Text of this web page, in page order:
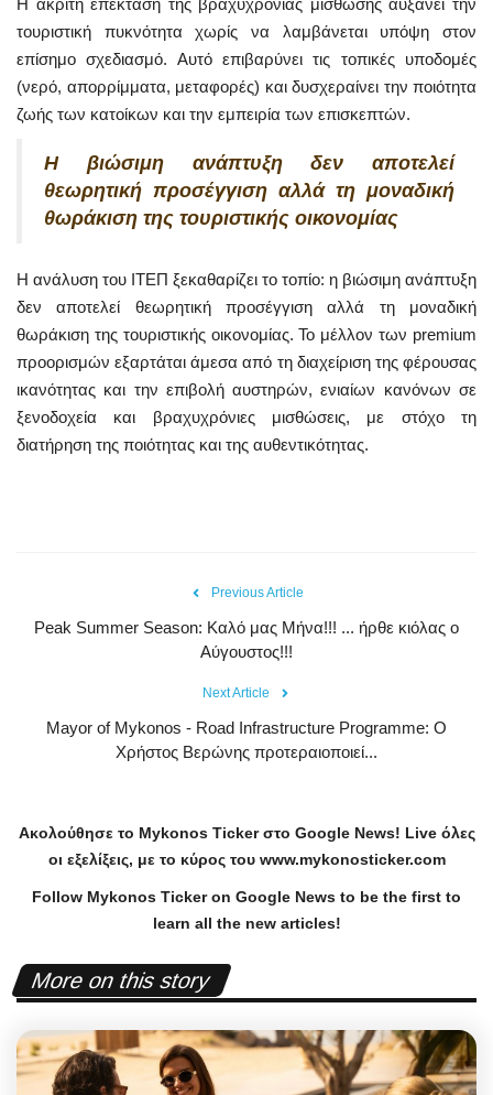
τουριστική πυκνότητα χωρίς να λαμβάνεται υπόψη στον
επίσημο σχεδιασμό. Αυτό επιβαρύνει τις τοπικές υποδομές
(νερό, απορρίμματα, μεταφορές) και δυσχεραίνει την ποιότητα
ζωής των κατοίκων και την εμπειρία των επισκεπτών.
Η βιώσιμη ανάπτυξη δεν αποτελεί
θεωρητική προσέγγιση αλλά τη μοναδική
θωράκιση της τουριστικής οικονομίας
Η ανάλυση του ΙΤΕΠ ξεκαθαρίζει το τοπίο: η βιώσιμη ανάπτυξη
δεν αποτελεί θεωρητική προσέγγιση αλλά τη μοναδική
θωράκιση της τουριστικής οικονομίας. Το μέλλον των premium
προορισμών εξαρτάται άμεσα από τη διαχείριση της φέρουσας
ικανότητας και την επιβολή αυστηρών, ενιαίων κανόνων σε
ξενοδοχεία και βραχυχρόνιες μισθώσεις, με στόχο τη
διατήρηση της ποιότητας και της αυθεντικότητας.
Previous Article
Peak Summer Season: Kαλό μας Μήνα!!! ... ήρθε κιόλας ο
Αύγουστος!!!
Next Article
Mayor of Mykonos - Road Infrastructure Programme: Ο
Χρήστος Βερώνης προτεραιοποιεί...
Ακολούθησε το Mykonos Tickerστο Google News! Liveόλες
οι εξελίξεις, με το κύρος του www.mykonosticker.com
Follow Mykonos Ticker on Google News to be the first to
learn all the new articles!
More on this story